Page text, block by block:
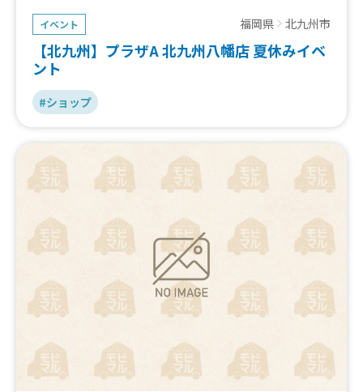
イベント 福岡県 北九州市
【北九州】プラザA 北九州八幡店 夏休みイベ
ント
#ショップ